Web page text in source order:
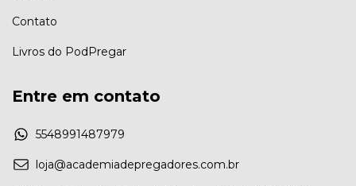
Contato
Livros do PodPregar
Entre em contato
5548991487979
loja@academiadepregadores.com.br